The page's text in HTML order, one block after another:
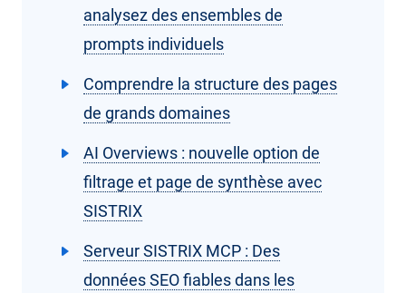
analysez des ensembles de
prompts individuels
Comprendre la structure des pages
de grands domaines
AI Overviews : nouvelle option de
filtrage et page de synthèse avec
SISTRIX
Serveur SISTRIX MCP : Des
données SEO fiables dans les